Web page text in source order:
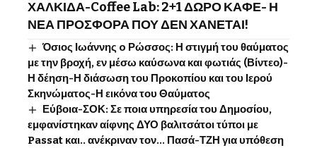
ΧΑΛΚΙΔΑ-Coffee Lab: 2+1 ΔΩΡΟ ΚΑΦΕ- Η
ΝΕΑ ΠΡΟΣΦΟΡΑ ΠΟΥ ΔΕΝ ΧΑΝΕΤΑΙ!
Όσιος Ιωάννης o Ρώσσος: Η στιγμή του θαύματος
με την βροχή, εν μέσω καύσωνα και φωτιάς (Βίντεο)-
Η δέηση-Η διάσωση του Προκοπίου και του Ιερού
Σκηνώματος-Η εικόνα του Θαύματος
Εύβοια-ΣΟΚ: Σε ποια υπηρεσία του Δημοσίου,
εμφανίστηκαν αίφνης ΔΥΟ βαλιτσάτοι τύποι με
Passat και.. ανέκριναν τον… Πασά-ΤΖΗ για υπόθεση